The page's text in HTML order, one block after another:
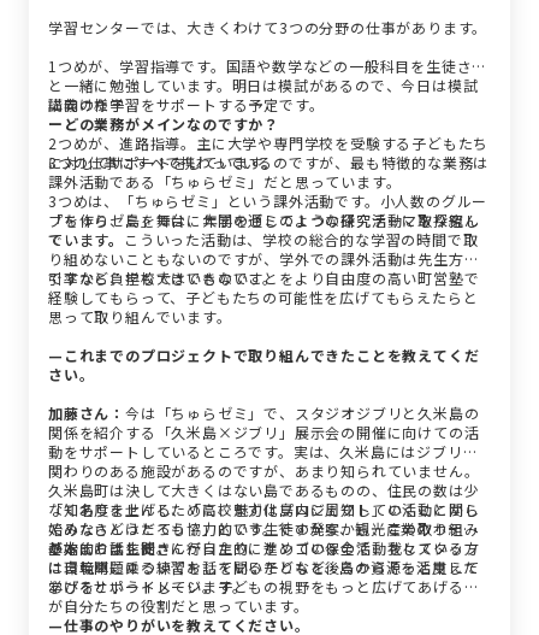
学習センターでは、大きくわけて3つの分野の仕事があります。
1つめが、学習指導です。国語や数学などの一般科目を生徒さん
と一緒に勉強しています。明日は模試があるので、今日は模試
に向けた学習をサポートする予定です。
2つめが、進路指導。主に大学や専門学校を受験する子どもたち
に対してサポートをしています。
3つめは、「ちゅらゼミ」という課外活動です。小人数のグルー
プを作り、島を舞台に大学のゼミのような探究活動に取り組ん
でいます。
講義の様子
ーどの業務がメインなのですか？
3つの仕事にすべて携わっているのですが、最も特徴的な業務は
課外活動である「ちゅらゼミ」だと思っています。
「ちゅらゼミ」では、年間を通して１つの研究テーマを探究し
ています。こういった活動は、学校の総合的な学習の時間で取
り組めないこともないのですが、学外での課外活動は先生方の
引率など負担も大きいものです。
ですから、学校ではできないことをより自由度の高い町営塾で
経験してもらって、子どもたちの可能性を広げてもらえたらと
思って取り組んでいます。
—これまでのプロジェクトで取り組んできたことを教えてくだ
さい。
加藤さん： 今は「ちゅらゼミ」で、スタジオジブリと久米島の
関係を紹介する「久米島×ジブリ」展示会の開催に向けての活
動をサポートしているところです。実は、久米島にはジブリと
関わりのある施設があるのですが、あまり知られていません。
「知名度を上げるために、まずは島内に周知していくことから
始めたらどうだろう？」という生徒の発案から、この取り組み
が始まりました。
久米島町は決して大きくはない島であるものの、住民の数は少
なくありませんし、「高校魅力化プロジェクト」の活動に関し
てみなさんはとても協力的です。ですから、観光産業のホテル
の方にお話を聞きに行ったり、サンゴの保全活動をしている方
に環境問題についてお話を聞いたりなど、島の資源を活用した
学びをサポートしています。
基本的には生徒さんが自主的に進めているので、我々スタッフ
は自転車に乗る練習をしている子どもを後ろからそっと支えて
あげるというイメージ。子どもの視野をもっと広げてあげるの
が自分たちの役割だと思っています。
—仕事のやりがいを教えてください。